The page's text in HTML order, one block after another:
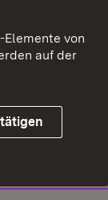
von
auf der